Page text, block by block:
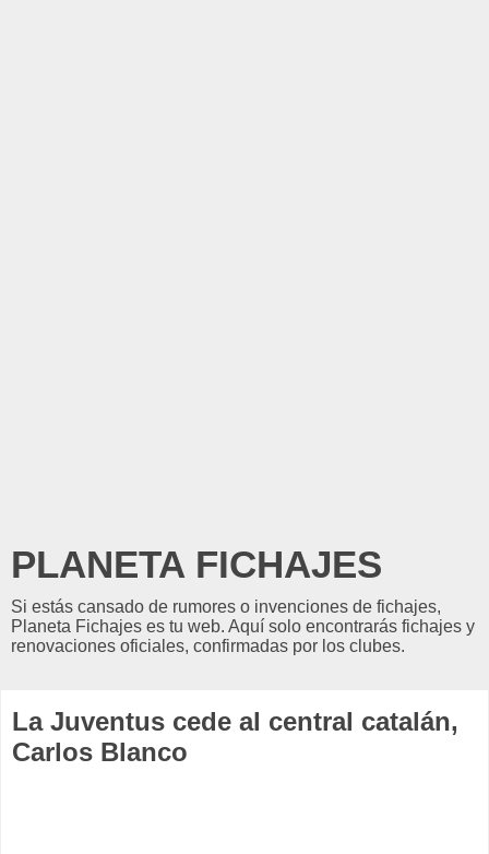
PLANETA FICHAJES
Si estás cansado de rumores o invenciones de fichajes,
Planeta Fichajes es tu web. Aquí solo encontrarás fichajes y
renovaciones oficiales, confirmadas por los clubes.
La Juventus cede al central catalán,
Carlos Blanco